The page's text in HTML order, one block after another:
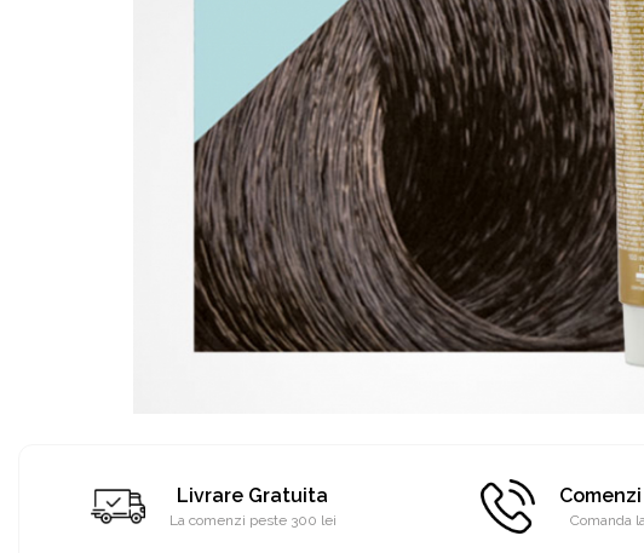
Livrare Gratuita
La comenzi peste 300 lei Comanda